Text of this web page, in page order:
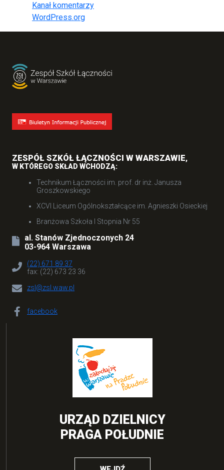
Kanał komentarzy
WordPress.org
ZESPÓŁ SZKÓŁ ŁĄCZNOŚCI W WARSZAWIE,
W KTÓREGO SKŁAD WCHODZĄ:
Technikum Łączności im. prof. dr inż. Janusza
Groszkowskiego
XCVI Liceum Ogólnokształcące im. Agnieszki Osieckiej
Branżowa Szkoła I Stopnia Nr 55
al. Stanów Zjednoczonych 24
03-964 Warszawa
(22) 671 89 37
fax: (22) 673 23 36
zsl@zsl.waw.pl
facebook
URZĄD DZIELNICY
PRAGA POŁUDNIE